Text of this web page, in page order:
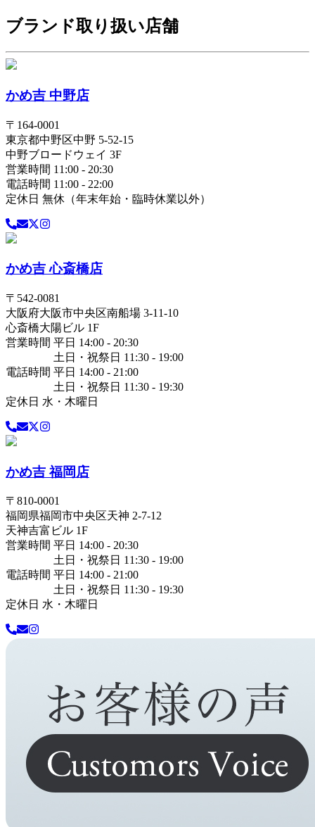
ブランド取り扱い店舗
かめ吉 中野店
〒 164-0001
東京都中野区中野 5-52-15
中野ブロードウェイ 3F
営業時間 11:00 - 20:30
電話時間 11:00 - 22:00
定休日 無休（年末年始・臨時休業以外）
かめ吉 心斎橋店
〒 542-0081
大阪府大阪市中央区南船場 3-11-10
心斎橋大陽ビル 1F
営業時間 平日 14:00 - 20:30
土日・祝祭日 11:30 - 19:00
電話時間 平日 14:00 - 21:00
土日・祝祭日 11:30 - 19:30
定休日 水・木曜日
かめ吉 福岡店
〒 810-0001
福岡県福岡市中央区天神 2-7-12
天神吉富ビル 1F
営業時間 平日 14:00 - 20:30
土日・祝祭日 11:30 - 19:00
電話時間 平日 14:00 - 21:00
土日・祝祭日 11:30 - 19:30
定休日 水・木曜日